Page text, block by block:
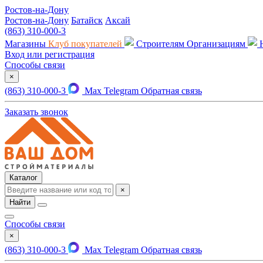
Ростов-на-Дону
Ростов-на-Дону Батайск Аксай
(863) 310-000-3
Магазины Клуб покупателей Строителям Организациям
Вход или регистрация
Способы связи
×
(863) 310-000-3 Max Telegram Обратная связь
Заказать звонок
Каталог
×
Найти
Способы связи
×
(863) 310-000-3 Max Telegram Обратная связь